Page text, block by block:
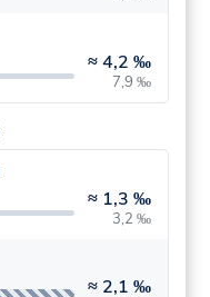
≈4,2 ‰
7,9 ‰
≈ 1,3 ‰
3,2 ‰
≈ 2,1 ‰